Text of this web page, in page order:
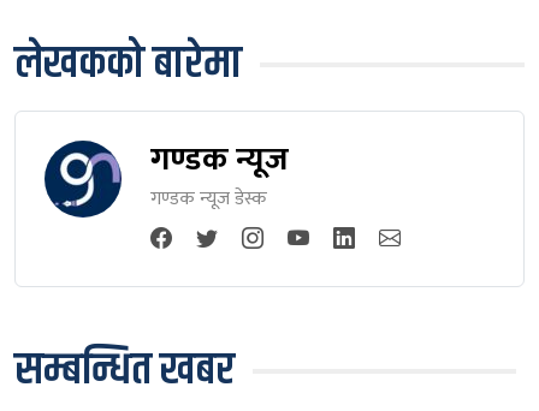
लेखकको बारेमा
गण्डक न्यूज
गण्डक न्यूज डेस्क
सम्बन्धित खबर